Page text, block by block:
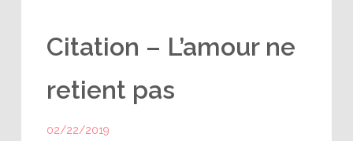
Citation – L’amour ne
retient pas
02/22/2019